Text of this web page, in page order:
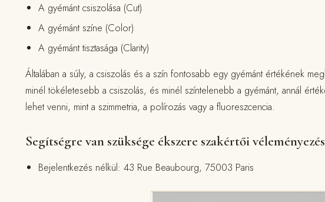
A gyémánt csiszolása (Cut)
A gyémánt színe (Color)
A gyémánt tisztasága (Clarity)
Általában a súly, a csiszolás és a szín fontosabb egy gyémánt értékének
minél tökéletesebb a csiszolás, és minél színtelenebb a gyémánt, annál
lehet venni, mint a szimmetria, a polírozás vagy a fluoreszcencia.
Segítségre van szüksége ékszere szakértői
Bejelentkezés nélkül: 43 Rue Beaubourg, 75003 Paris